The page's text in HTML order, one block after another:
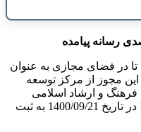
رسانه پیامده
در فضای مجازی به عنوان
این مجوز از مرکز توسعه
و ارشاد اسلامی
دریافت شده و با شماره پرونده 12565 در تاریخ 1400/09/21 به ثبت